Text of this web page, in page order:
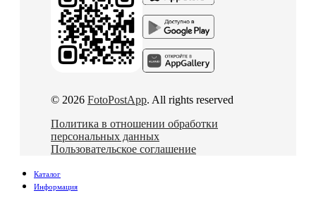
© 2026 FotoPostApp. All rights reserved
Политика в отношении обработки
персональных данных
Пользовательское соглашение
Каталог
Информация